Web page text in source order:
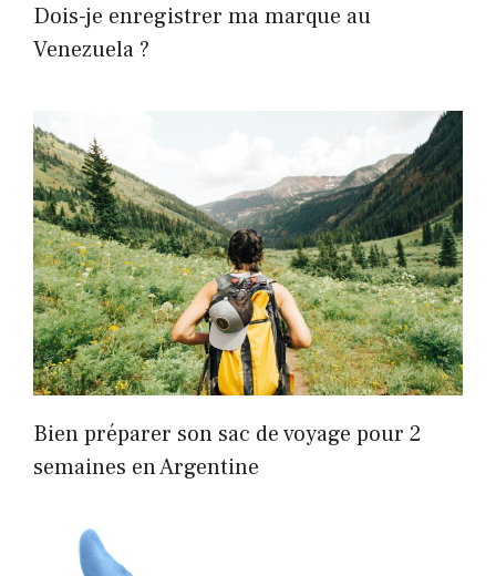
Dois-je enregistrer ma marque au
Venezuela ?
Bien préparer son sac de voyage pour 2
semaines en Argentine